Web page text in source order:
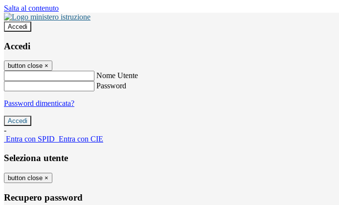
Salta al contenuto
Accedi
Accedi
button close ×
Nome Utente
Password
Password dimenticata?
-
Entra con SPID Entra con CIE
Seleziona utente
button close ×
Recupero password